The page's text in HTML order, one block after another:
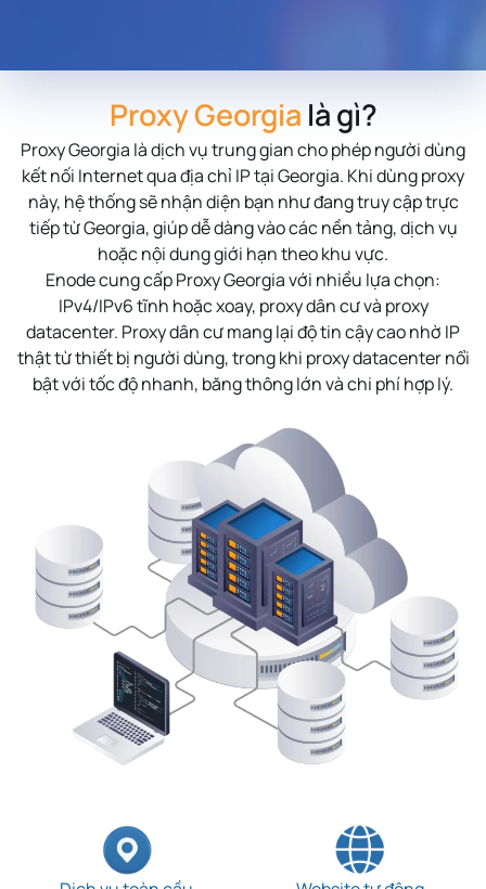
Proxy Georgia là gì?
Proxy Georgia là dịch vụ trung gian cho phép người dùng
kết nối Internet qua địa chỉ IP tại Georgia. Khi dùng proxy
này, hệ thống sẽ nhận diện bạn như đang truy cập trực
tiếp từ Georgia, giúp dễ dàng vào các nền tảng, dịch vụ
hoặc nội dung giới hạn theo khu vực.
Enode cung cấp Proxy Georgia với nhiều lựa chọn:
IPv4/IPv6 tĩnh hoặc xoay, proxy dân cư và proxy
datacenter. Proxy dân cư mang lại độ tin cậy cao nhờ IP
thật từ thiết bị người dùng, trong khi proxy datacenter nổi
bật với tốc độ nhanh, băng thông lớn và chi phí hợp lý.